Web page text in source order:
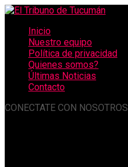
Inicio
Nuestro equipo
Política de privacidad
Quienes somos?
Últimas Noticias
Contacto
CONECTATE CON NOSOTROS